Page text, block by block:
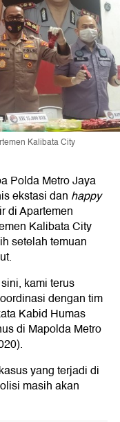
Kalibata City
Polda Metro Jaya
ekstasi dan happy
di Apartemen
Kalibata City
setelah temuan
kami terus
dengan tim
Kabid Humas
di Mapolda Metro
yang terjadi di
masih akan